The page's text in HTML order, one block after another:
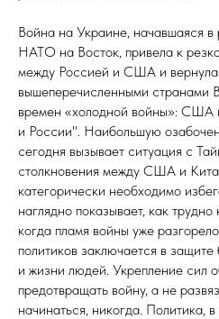
Война на Украине, начавшаяся в
НАТО на Восток, привела к
между Россией и США и вернула
вышеперечисленными странами
времен «холодной войны»: США
и России". Наибольшую
сегодня вызывает ситуация с
столкновения между США и
категорически необходимо
наглядно показывает, как
когда пламя войны уже
политиков заключается в
и жизни людей. Укрепление сил
предотвращать войну, а не
начинаться, никогда. Политика,